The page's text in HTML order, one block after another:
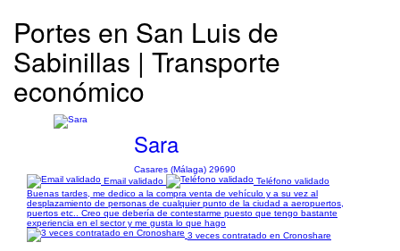
Portes en San Luis de
Sabinillas | Transporte
económico
Sara
Casares (Málaga) 29690
Email validado
Teléfono validado
Buenas tardes, me dedico a la compra venta de vehículo y a su vez al
desplazamiento de personas de cualquier punto de la ciudad a aeropuertos,
puertos etc.. Creo que debería de contestarme puesto que tengo bastante
experiencia en el sector y me gusta lo que hago
3 veces contratado en Cronoshare